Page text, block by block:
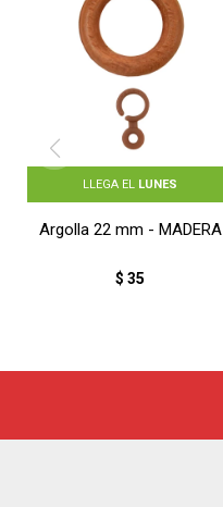
LLEGA EL LUNES
Argolla 22 mm - MADERA
$ 35